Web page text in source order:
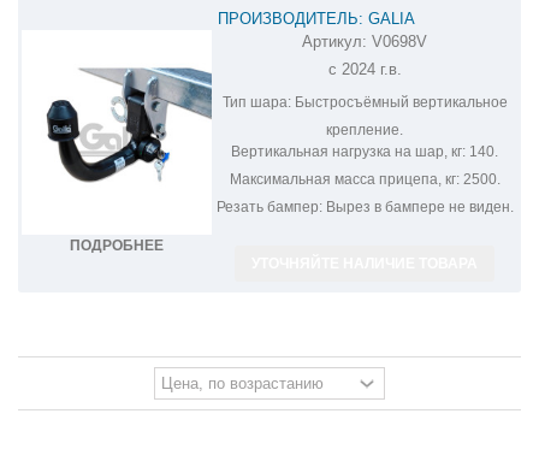
ПОДРОБНЕЕ
ПРОИЗВОДИТЕЛЬ: GALIA
ОЦИНКОВАННЫЙ ФАРКОП НА
VOLKSWAGEN TAYRON V0698V
Артикул: V0698V
с 2024 г.в.
Тип шара:Быстросъёмный вертикальное
крепление.
Вертикальная нагрузка на шар, кг: 140.
Максимальная масса прицепа, кг:2500.
Резать бампер:Вырез в бампере не виден.